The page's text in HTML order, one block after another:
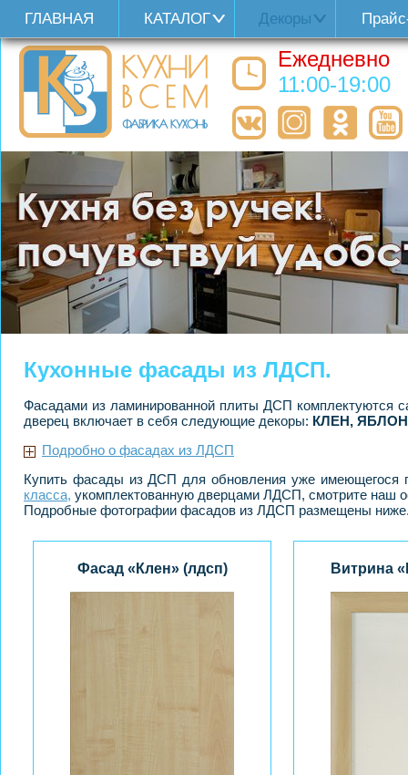
ГЛАВНАЯ КАТАЛОГ Декоры
Ежедневно
11:00-19:00
Кухонные фасады из ЛДСП.
Фасадами из ламинированной плиты ДСП комплектуются
дверец включает в себя следующие декоры: КЛЕН,
Подробно о фасадах из ЛДСП
Купить фасады из ДСП для обновления уже имеющегося
класса, укомплектованную дверцами ЛДСП, смотрите наш
Подробные фотографии фасадов из ЛДСП размещены
Фасад «Клен» (лдсп) Витрина